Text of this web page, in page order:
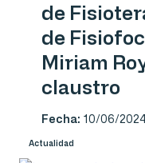
de
de
Miriam
claustro
Fecha: 10/06/
Actualidad